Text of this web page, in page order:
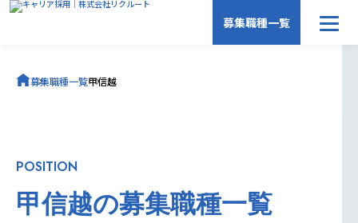
募集職種一覧
募集職種一覧
キャリア採用トップ
募集職種一覧甲信越
POSITION
甲信越の募集職種一覧